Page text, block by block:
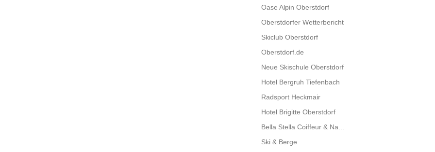
Oase Alpin Oberstdorf
Oberstdorfer Wetterbericht
Skiclub Oberstdorf
Oberstdorf.de
Neue Skischule Oberstdorf
Hotel Bergruh Tiefenbach
Radsport Heckmair
Hotel Brigitte Oberstdorf
Bella Stella Coiffeur & Na...
Ski & Berge